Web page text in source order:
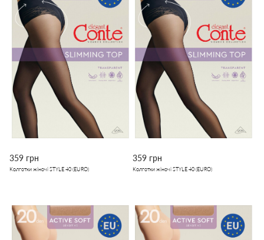
359 грн
Колготки жіночі STYLE 40 (EURO)
359 грн
Колготки жіночі STYLE 40 (EURO)